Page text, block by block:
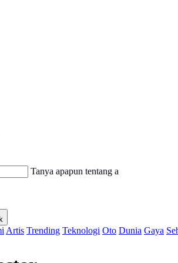
Tanya apapun tentang artikel ini..
Artis Trending Teknologi Oto Dunia Gaya